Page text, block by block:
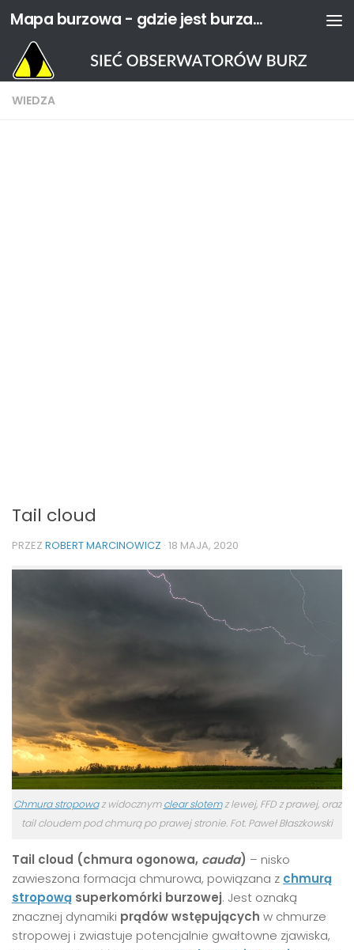
Przejdź do treści Mapa burzowa - gdzie jest burza? | Sieć Obserwatorów Burz
WIEDZA
Tail cloud
PRZEZ ROBERT MARCINOWICZ · 18 MAJA, 2020
Chmura stropowaz widocznymclear slotemz lewej, FFD z prawej, oraz
tail cloudem pod chmurą po prawej stronie. Fot. Paweł Błaszkowski
Tail cloud (chmura ogonowa, cauda) – nisko
zawieszona formacja chmurowa, powiązana z chmurą
stropową superkomórki burzowej. Jest oznaką
znacznej dynamiki prądów wstępujących w chmurze
stropowej i zwiastuje potencjalnie gwałtowne zjawiska,